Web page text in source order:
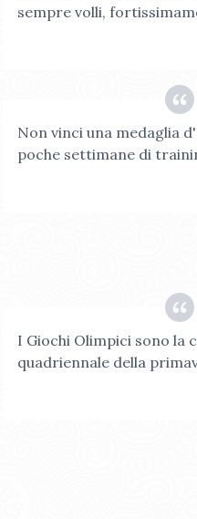
sempre volli,
Non vinci una medaglia
poche settimane di
I Giochi Olimpici sono la
quadriennale della